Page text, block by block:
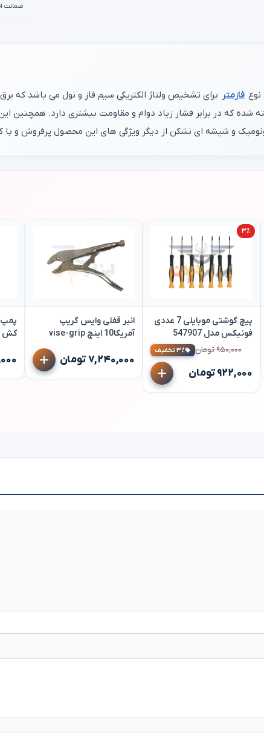
ضمانت
نوع فازمتر برای تشخیص ولتاژ الکتریکی سیم فاز و نول می باشد که
و شیشه ای نشکن از دیگر ویژگی های این محصول پرفروش و با
۳٪
پیچ گوشتی موبایلی 7 عددی
فونیکس مدل 547907
۹۵۰,۰۰۰ تومان ۳٪ تخفیف
۹۲۲,۰۰۰ تومان
انبر قفلی وایس گریپ
آمریکا10 اینچ vise-grip
۷,۲۴۰,۰۰۰ تومان
پمپ